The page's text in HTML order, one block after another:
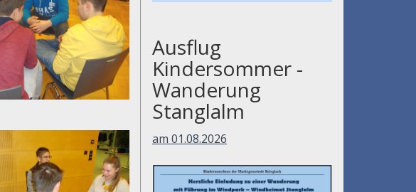
Ausflug
Kindersommer -
Wanderung
Stanglalm
am 01.08.2026